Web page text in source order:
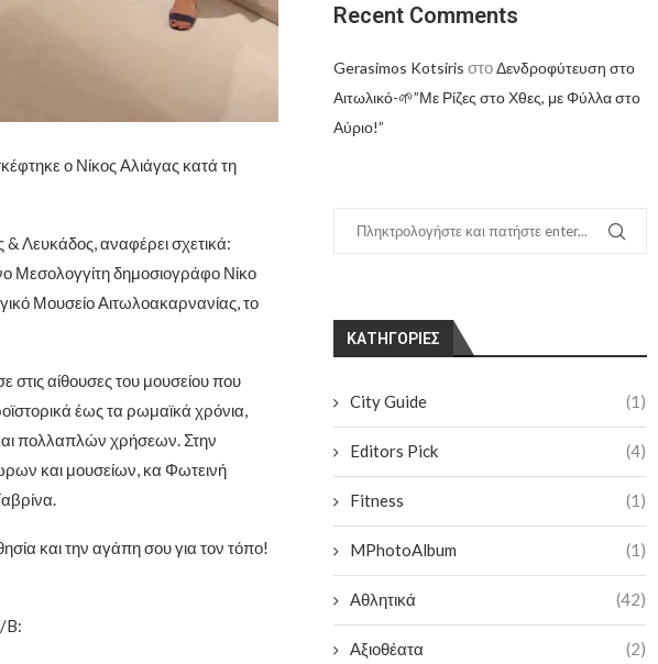
ο Νίκος Αλιάγας κατά τη
Λευκάδος, αναφέρει σχετικά:
Μεσολογγίτη δημοσιογράφο Νίκο
Μουσείο Αιτωλοακαρνανίας, το
στις αίθουσες του μουσείου που
έως τα ρωμαϊκά χρόνια,
πολλαπλών χρήσεων. Στην
και μουσείων, κα Φωτεινή
και την αγάπη σου για τον τόπο!
B:
Recent Comments
Gerasimos Kotsiris στοΔενδροφύτευση στο
Αιτωλικό-🌱”Με Ρίζες στο Χθες, με Φύλλα στο
Αύριο!”
KΑΤΗΓΟΡΊΕΣ
City Guide (1)
Editors Pick (4)
Fitness (1)
MPhotoAlbum (1)
Αθλητικά (42)
Αξιοθέατα (2)